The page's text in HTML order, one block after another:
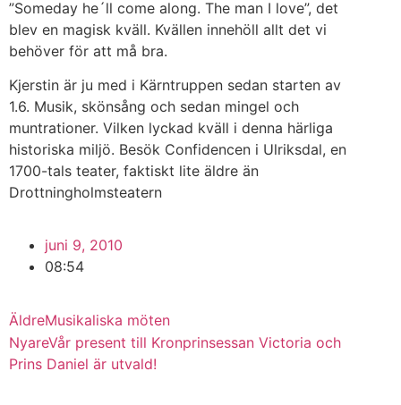
”Someday he´ll come along. The man I love”, det
blev en magisk kväll. Kvällen innehöll allt det vi
behöver för att må bra.
Kjerstin är ju med i Kärntruppen sedan starten av
1.6. Musik, skönsång och sedan mingel och
muntrationer. Vilken lyckad kväll i denna härliga
historiska miljö. Besök Confidencen i Ulriksdal, en
1700-tals teater, faktiskt lite äldre än
Drottningholmsteatern
juni 9, 2010
08:54
ÄldreMusikaliska möten
NyareVår present till Kronprinsessan Victoria och
Prins Daniel är utvald!